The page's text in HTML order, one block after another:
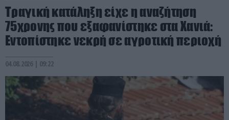
Τραγική κατάληξη είχε η αναζήτηση
75χρονης που εξαφανίστηκε στα Χανιά:
Εντοπίστηκε νεκρή σε αγροτική περιοχή
04.08.2026 | 09:22